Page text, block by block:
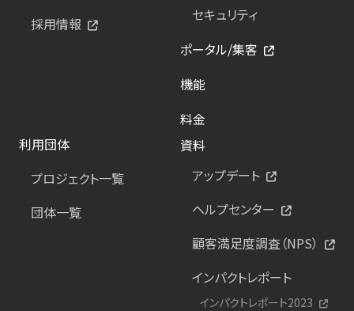
採用情報
セキュリティ
ポータル/集客
機能
料金
利用団体
プロジェクト一覧
団体一覧
資料
アップデート
ヘルプセンター
顧客満足度調査（NPS）
インパクトレポート
インパクトレポート2023